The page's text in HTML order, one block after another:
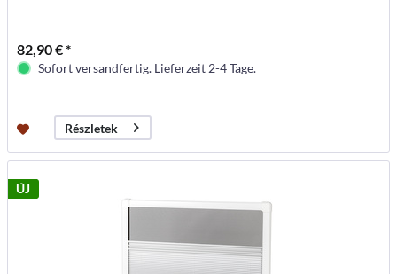
82,90 € *
Sofort versandfertig. Lieferzeit 2-4 Tage.
Részletek
ÚJ